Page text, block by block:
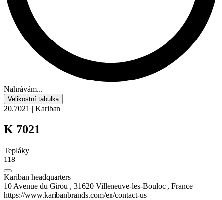
Nahrávám...
Velikostní tabulka
20.7021 | Kariban
K 7021
Tepláky
118
Kariban headquarters
10 Avenue du Girou , 31620 Villeneuve-les-Bouloc , France
https://www.karibanbrands.com/en/contact-us